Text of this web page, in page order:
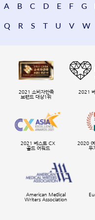
A
B C D E F G
Q R S T U V W